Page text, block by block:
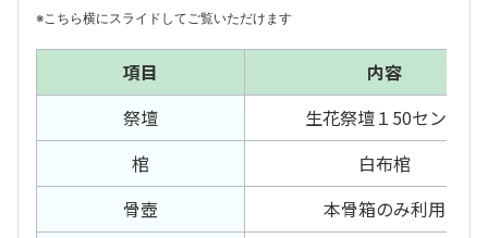
※こちら横にスライドしてご覧いただけます
項目
内容
祭壇
生花祭壇１50センチ
棺
白布棺
骨壺
本骨箱のみ利用